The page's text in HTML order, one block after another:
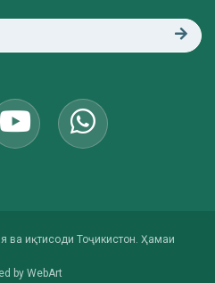
ва иқтисоди Тоҷикистон. Ҳамаи
by WebArt